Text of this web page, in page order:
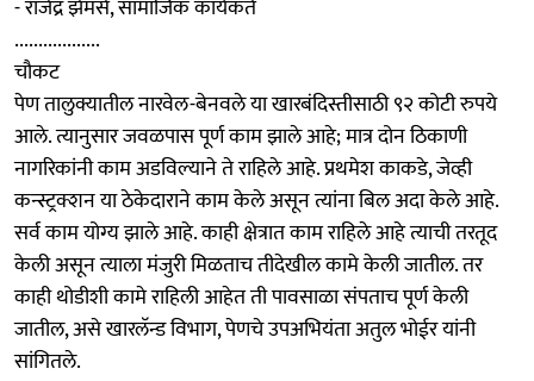
- राजेंद्र झेमसे, सामाजिक कार्यकर्ते
..................
चौकट
पेण तालुक्यातील नारवेल-बेनवले या खारबंदिस्तीसाठी ९२ कोटी रुपये
आले. त्यानुसार जवळपास पूर्ण काम झाले आहे; मात्र दोन ठिकाणी
नागरिकांनी काम अडविल्याने ते राहिले आहे. प्रथमेश काकडे, जेव्ही
कन्स्ट्रक्शन या ठेकेदाराने काम केले असून त्यांना बिल अदा केले आहे.
सर्व काम योग्य झाले आहे. काही क्षेत्रात काम राहिले आहे त्याची तरतूद
केली असून त्याला मंजुरी मिळताच तीदेखील कामे केली जातील. तर
काही थोडीशी कामे राहिली आहेत ती पावसाळा संपताच पूर्ण केली
जातील, असे खारलॅन्ड विभाग, पेणचे उपअभियंता अतुल भोईर यांनी
सांगितले.